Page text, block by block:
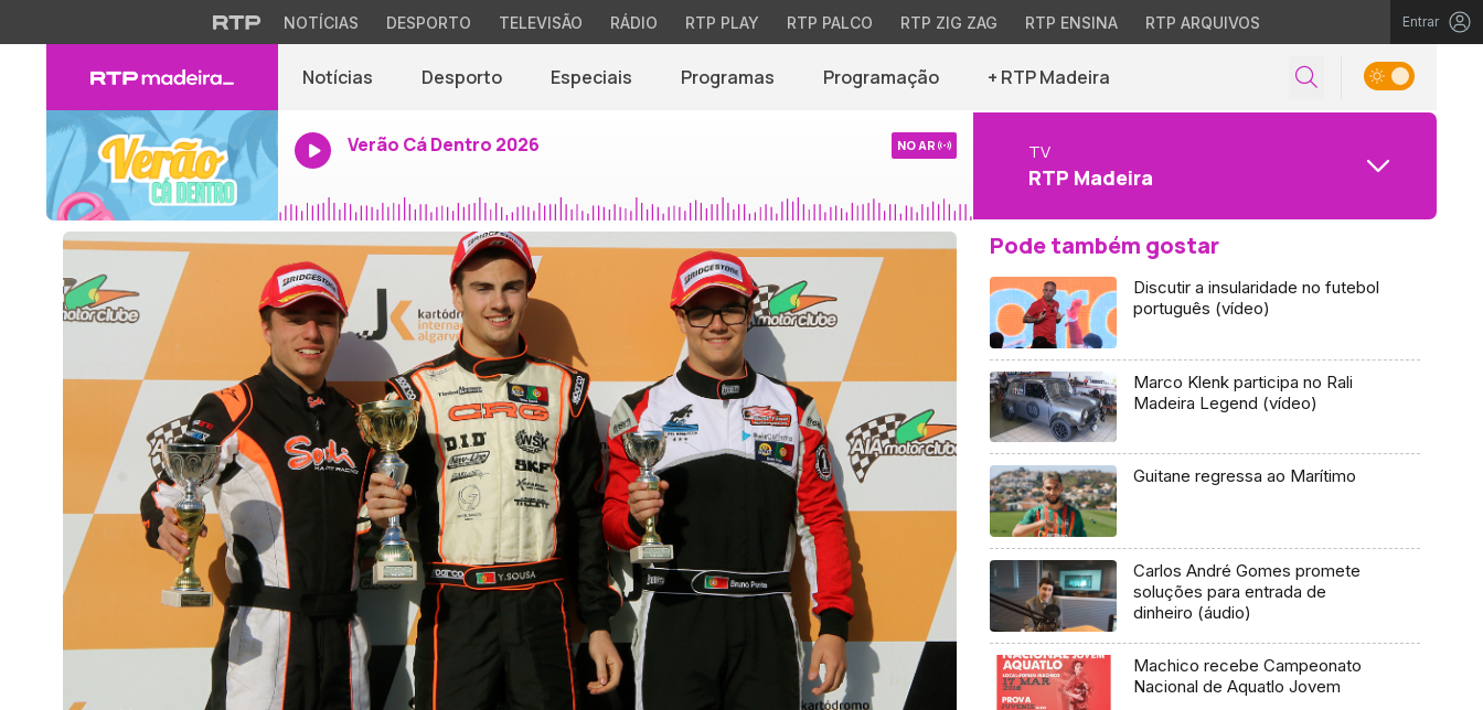
NOTÍCIAS DESPORTO TELEVISÃO RÁDIO RTP PLAY RTP PALCO RTP ZIG ZAG RTP ENSINA RTP ARQUIVOS Entrar
Notícias Desporto Especiais Programas Programação + RTP Madeira
Verão Cá Dentro 2026 NO AR TV
RTP Madeira
Pode também gostar
Discutir a insularidade no futebol
português (vídeo)
Marco Klenk participa no Rali
Madeira Legend (vídeo)
Guitane regressa ao Marítimo
Carlos André Gomes promete
soluções para entrada de
dinheiro (áudio)
Machico recebe Campeonato
Nacional de Aquatlo Jovem